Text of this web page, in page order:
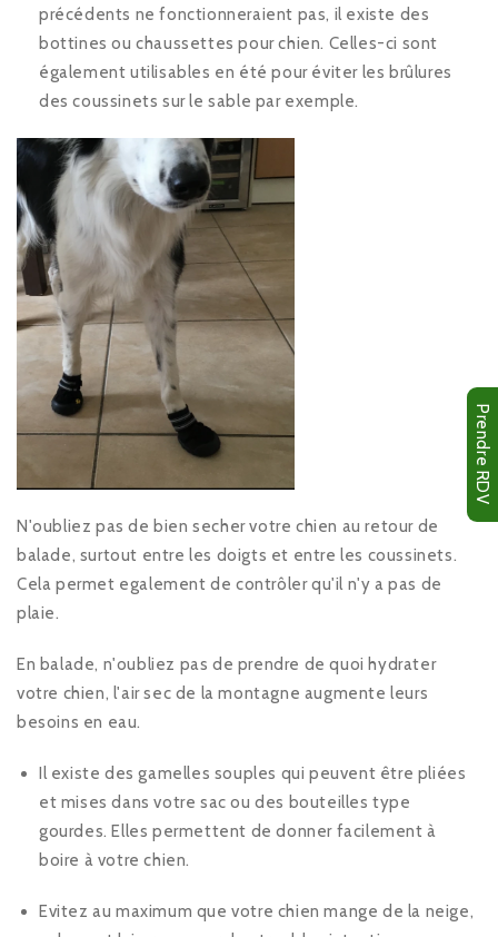
précédents ne fonctionneraient pas, il existe des
bottines ou chaussettes pour chien. Celles-ci sont
également utilisables en été pour éviter les brûlures
des coussinets sur le sable par exemple.
N'oubliez pas de bien secher votre chien au retour de
balade, surtout entre les doigts et entre les coussinets.
Cela permet egalement de contrôler qu'il n'y a pas de
plaie.
En balade, n'oubliez pas de prendre de quoi hydrater
votre chien, l'air sec de la montagne augmente leurs
besoins en eau.
Il existe des gamelles souples qui peuvent être pliées
et mises dans votre sac ou des bouteilles type
gourdes. Elles permettent de donner facilement à
boire à votre chien.
Evitez au maximum que votre chien mange de la neige,
Prendre RDV